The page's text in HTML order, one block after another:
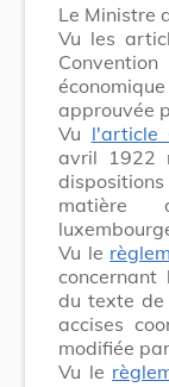
Le Ministre
Vu les
approuvée
Vu l'article
avril 1922
matière
Vu le
du texte de
accises
modifiée
Vu le